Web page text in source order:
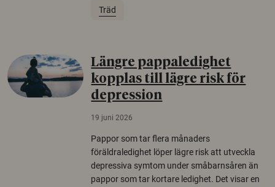
Träd
Längre pappaledighet
kopplas till lägre risk för
depression
19 juni 2026
Pappor som tar flera månaders
föräldraledighet löper lägre risk att utveckla
depressiva symtom under småbarnsåren än
pappor som tar kortare ledighet. Det visar en